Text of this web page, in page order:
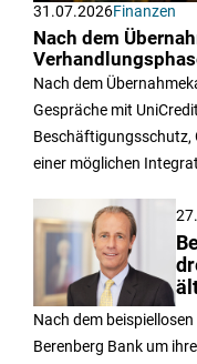
31.07.2026Finanzen
Nach dem
Nach dem
Gespräche mit
Beschäftigungsschutz,
einer möglichen
Nach dem
Berenberg Bank um